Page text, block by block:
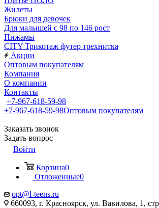
Жилеты
Брюки для девочек
Для малышей с 98 по 146 рост
Пижамы
CITY Трикотаж футер трехнитка
Акции
Оптовым покупателям
Компания
О компании
Контакты
+7-967-618-59-98
+7-967-618-59-98Оптовым покупателям
Заказать звонок
Задать вопрос
Войти
Корзина0
Отложенные0
opt@l-teens.ru
660093, г. Красноярск, ул. Вавилова, 1,